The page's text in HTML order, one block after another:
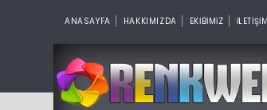
ANASAYFA HAKKIMIZDA EKİBİMİZ İLETİŞİM